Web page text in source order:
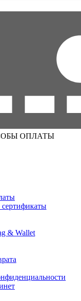
ОПЛАТЫ
& Wallet